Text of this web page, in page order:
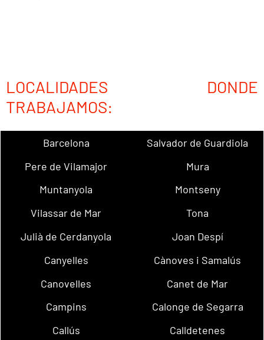
LOCALIDADES DONDE
TRABAJAMOS:
Barcelona
Salvador de Guardiola
Pere de Vilamajor
Mura
Muntanyola
Montseny
Vilassar de Mar
Tona
Julià de Cerdanyola
Joan Despí
Canyelles
Cànoves i Samalús
Canovelles
Canet de Mar
Campins
Calonge de Segarra
Callús
Calldetenes